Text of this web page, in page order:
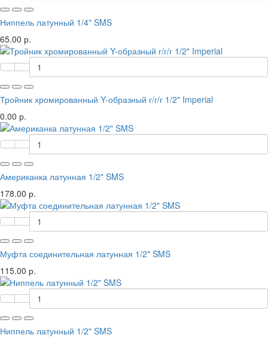
Ниппель латунный 1/4" SMS
65.00 р.
Тройник хромированный Y-образный г/г/г 1/2" Imperial
0.00 р.
Американка латунная 1/2" SMS
178.00 р.
Муфта соединительная латунная 1/2" SMS
115.00 р.
Ниппель латунный 1/2" SMS